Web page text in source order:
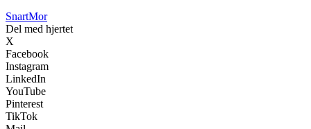
SnartMor
Del med hjertet
X
Facebook
Instagram
LinkedIn
YouTube
Pinterest
TikTok